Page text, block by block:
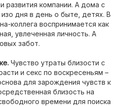
развития компании. А дома с
дня в день о быте, детях. В
коллега воспринимается как
увлеченная личность. А
забот.
Чувство утраты близости с
и секс по воскресеньям –
для зарождения чувств к
близость на
времени для поиска